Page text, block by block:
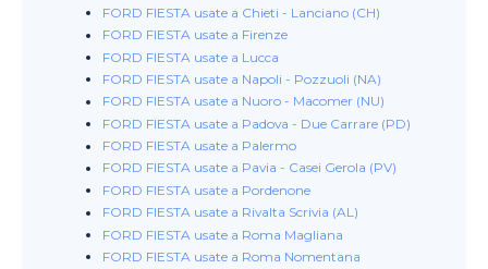
FORD FIESTA usate a Chieti - Lanciano (CH)
FORD FIESTA usate a Firenze
FORD FIESTA usate a Lucca
FORD FIESTA usate a Napoli - Pozzuoli (NA)
FORD FIESTA usate a Nuoro - Macomer (NU)
FORD FIESTA usate a Padova - Due Carrare (PD)
FORD FIESTA usate a Palermo
FORD FIESTA usate a Pavia - Casei Gerola (PV)
FORD FIESTA usate a Pordenone
FORD FIESTA usate a Rivalta Scrivia (AL)
FORD FIESTA usate a Roma Magliana
FORD FIESTA usate a Roma Nomentana